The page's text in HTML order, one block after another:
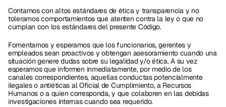
Contamos con altos estándares de ética y transparencia y no
toleramos comportamientos que atenten contra la ley o que no
cumplan con los estándares del presente Código.
Fomentamos y esperamos que los funcionarios, gerentes y
empleados sean proactivos y obtengan asesoramiento cuando una
situación genere dudas sobre su legalidad y/o ética. A su vez
esperamos que informen inmediatamente, por medio de los
canales correspondientes, aquellas conductas potencialmente
ilegales o antiéticas al Oficial de Cumplimiento, a Recursos
Humanos o a quien corresponda, y que colaboren en las debidas
investigaciones internas cuando sea requerido.